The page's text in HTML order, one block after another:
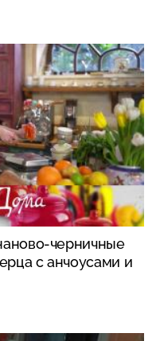
черничные
с анчоусами и